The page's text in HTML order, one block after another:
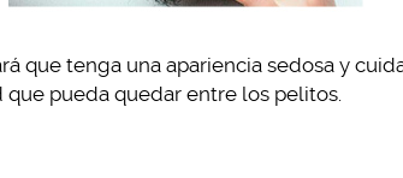
que tenga una apariencia sedosa y
pueda quedar entre los pelitos.